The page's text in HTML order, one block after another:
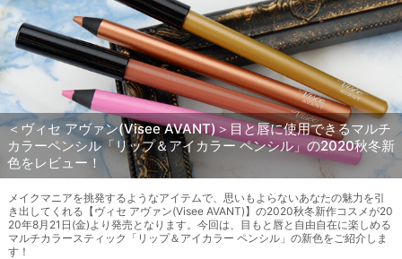
＜ヴィセ アヴァン(Visee AVANT)＞目と唇に使用できるマルチ
カラーペンシル「リップ＆アイカラー ペンシル」の2020秋冬新
色をレビュー！
メイクマニアを挑発するようなアイテムで、思いもよらないあなたの魅力を引
き出してくれる【ヴィセ アヴァン(Visee AVANT)】の2020秋冬新作コスメが20
20年8月21日(金)より発売となります。今回は、目もと唇と自由自在に楽しめる
マルチカラースティック「リップ＆アイカラー ペンシル」の新色をご紹介しま
す！